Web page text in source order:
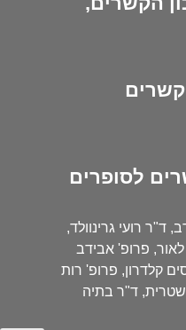
לסופרים
ד"ר רועי גרינוולד,
פרופ' אבידב
קלדרון, פרופ' רות
ד"ר בתיה